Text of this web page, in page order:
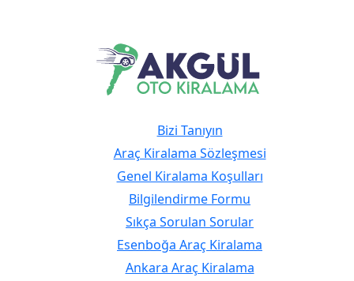
Bizi Tanıyın
Araç Kiralama Sözleşmesi
Genel Kiralama Koşulları
Bilgilendirme Formu
Sıkça Sorulan Sorular
Esenboğa Araç Kiralama
Ankara Araç Kiralama